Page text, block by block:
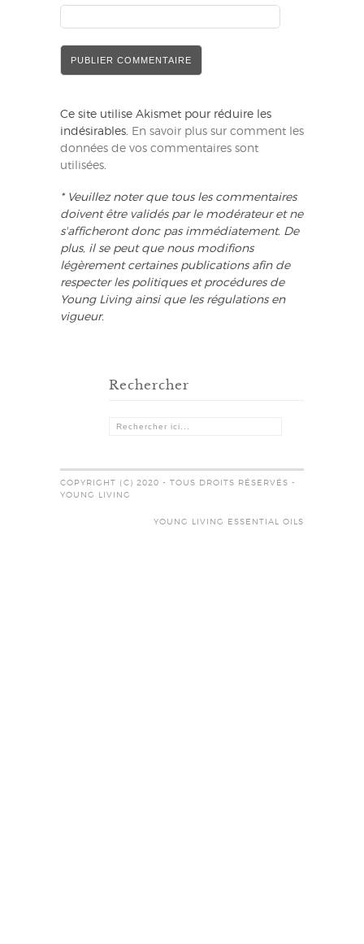
Ce site utilise Akismet pour réduire les
indésirables. En savoir plus sur comment les
données de vos commentaires sont
utilisées.
* Veuillez noter que tous les commentaires
doivent être validés par le modérateur et ne
s'afficheront donc pas immédiatement. De
plus, il se peut que nous modifions
légèrement certaines publications afin de
respecter les politiques et procédures de
Young Living ainsi que les régulations en
vigueur.
Rechercher
COPYRIGHT (C) 2020 - TOUS DROITS RÉSERVÉS -
YOUNG LIVING
YOUNG LIVING ESSENTIAL OILS